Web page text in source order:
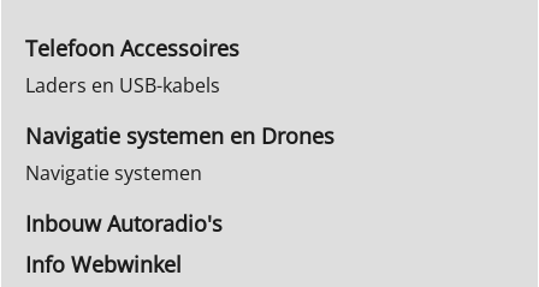
Telefoon Accessoires
Laders en USB-kabels
Navigatie systemen en Drones
Navigatie systemen
Inbouw Autoradio's
Info Webwinkel